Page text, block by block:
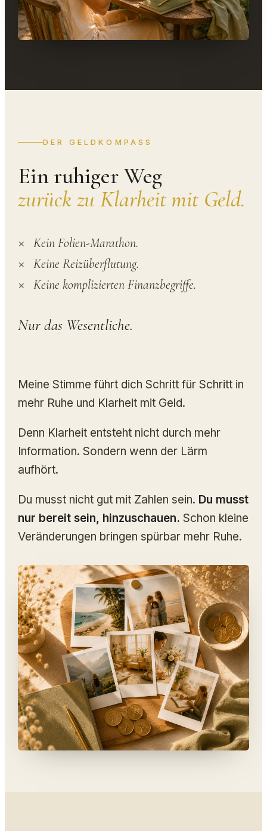
DER GELDKOMPASS
Ein ruhiger Weg
zurück zu Klarheit mit Geld.
Kein Folien-Marathon.
Keine Reizüberflutung.
Keine komplizierten Finanzbegriffe.
Nur das Wesentliche.
Meine Stimme führt dich Schritt für Schritt in
mehr Ruhe und Klarheit mit Geld.
Denn Klarheit entsteht nicht durch mehr
Information. Sondern wenn der Lärm
aufhört.
Du musst nicht gut mit Zahlen sein. Du musst
nur bereit sein, hinzuschauen. Schon kleine
Veränderungen bringen spürbar mehr Ruhe.